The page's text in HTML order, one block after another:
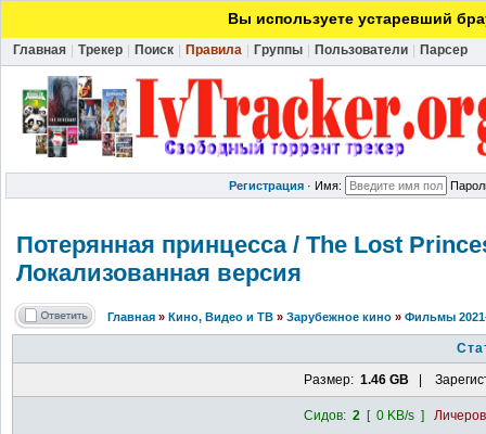
Вы используете устаревший
Главная Трекер Поиск Правила Группы Пользователи Парсер
Регистрация · Имя:
Потерянная принцесса / The Lost
Локализованная версия
Главная » Кино, Видео и ТВ » Зарубежное кино » Фильмы
Размер: 1.46 GB |
Сидов: 2 [ 0 KB/s ]